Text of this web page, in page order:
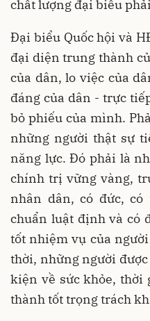
chất lượng đại biểu
Đại biểu Quốc hội và
đại diện trung thành
của dân, lo việc của
đáng của dân - trực
bỏ phiếu của mình.
những người thật sự
năng lực. Đó phải là
chính trị vững vàng,
nhân dân, có đức,
chuẩn luật định và có
tốt nhiệm vụ của
thời, những người
kiện về sức khỏe, thời
thành tốt trọng trách